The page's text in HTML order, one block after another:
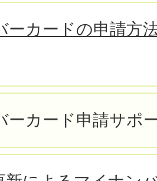
ーカードの申請方
ーカード申請サポ